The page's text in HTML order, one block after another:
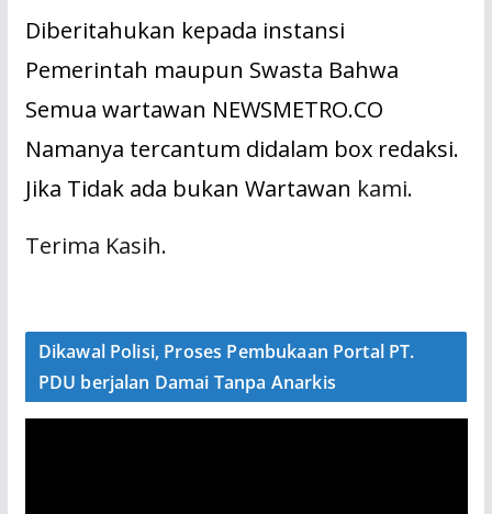
Diberitahukan kepada instansi
Pemerintah maupun Swasta Bahwa
Semua wartawan NEWSMETRO.CO
Namanya tercantum didalam box redaksi.
Jika Tidak ada bukan Wartawan kami.
Terima Kasih.
Dikawal Polisi, Proses Pembukaan Portal PT.
PDU berjalan Damai Tanpa Anarkis